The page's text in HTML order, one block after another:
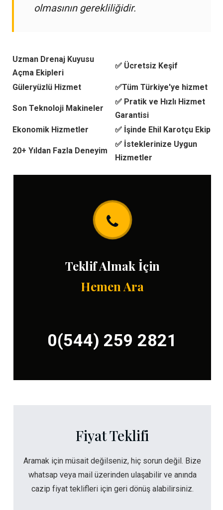
olmasının gerekliliğidir.
Uzman Drenaj Kuyusu
Açma Ekipleri
✅ Ücretsiz Keşif
Güleryüzlü Hizmet ✅Tüm Türkiye'ye hizmet
Son Teknoloji Makineler
✅ Pratik ve Hızlı Hizmet
Garantisi
Ekonomik Hizmetler
✅ İşinde Ehil Karotçu Ekip
20+ Yıldan Fazla Deneyim
✅ İsteklerinize Uygun
Hizmetler
Teklif Almak İçin
Hemen Ara
0(544) 259 2821
Fiyat Teklifi
Aramak için müsait değilseniz, hiç sorun değil. Bize
whatsap veya mail üzerinden ulaşabilir ve anında
cazip fiyat teklifleri için geri dönüş alabilirsiniz.